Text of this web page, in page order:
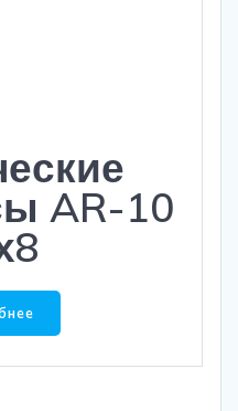
AR-10